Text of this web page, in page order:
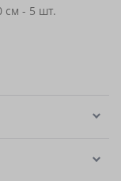
см - 5 шт.